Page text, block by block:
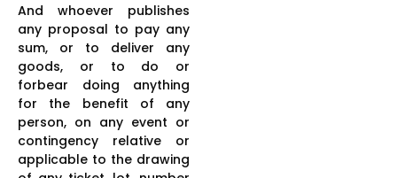
And whoever publishes
any proposal to pay any
sum, or to deliver any
goods, or to do or
forbear doing anything
for the benefit of any
person, on any event or
contingency relative or
applicable to the drawing